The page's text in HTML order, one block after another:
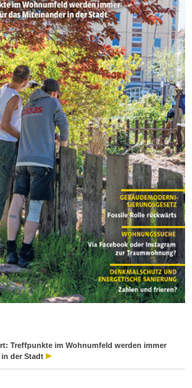
Treffpunkte im Wohnumfeld werden immer
der Stadt